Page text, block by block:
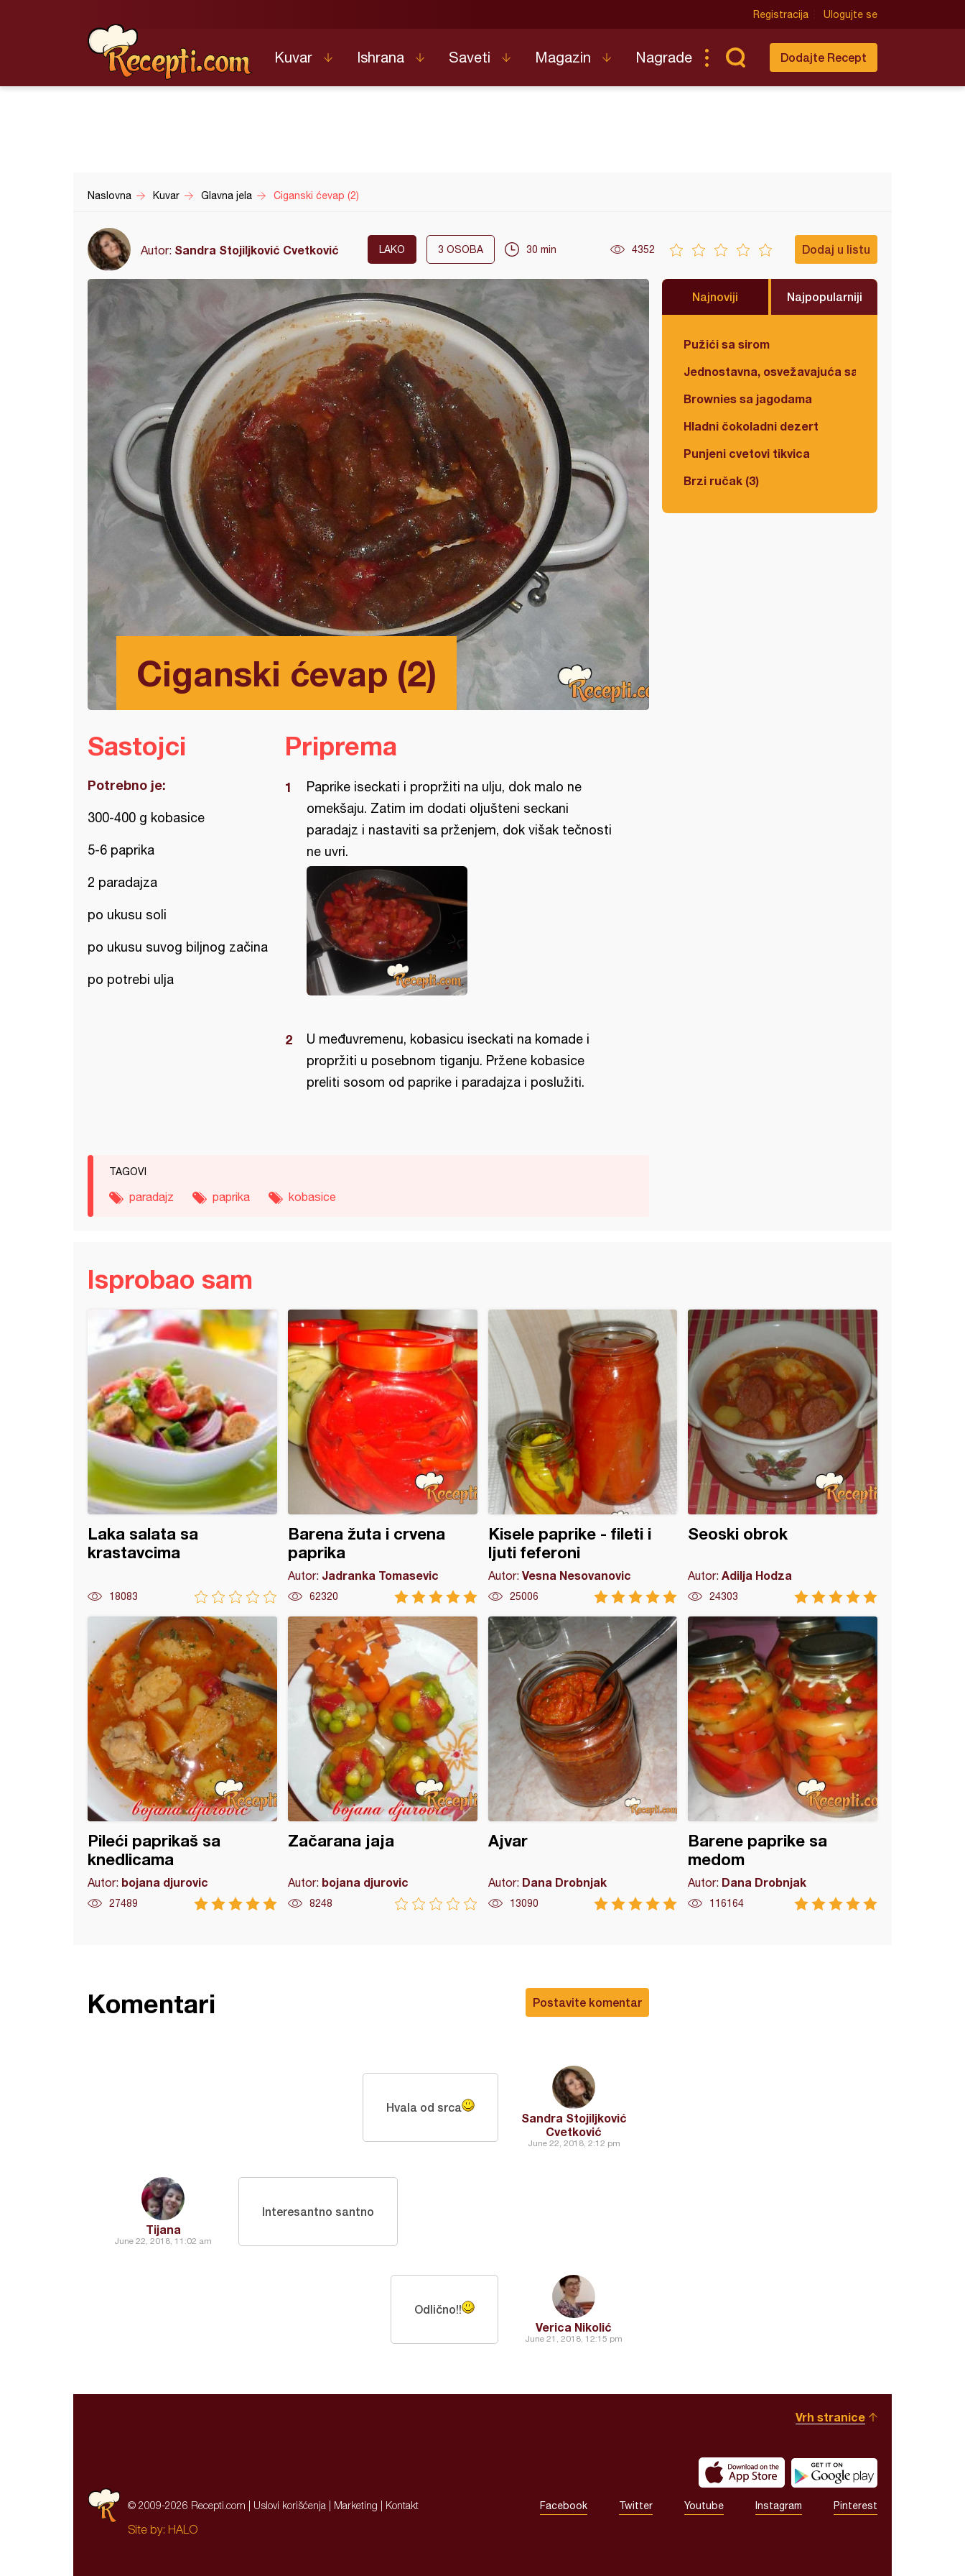
Registracija Ulogujte se
Kuvar Ishrana Saveti Magazin Nagrade Dodajte Recept
Naslovna Kuvar Glavna jela Ciganski ćevap (2)
Autor: Sandra Stojiljković Cvetković LAKO 3 OSOBA 30 min 4352 Dodaj u listu
Ciganski ćevap (2)
Najnoviji Najpopularniji
Pužići sa sirom
Jednostavna, osvežavajuća salata
Brownies sa jagodama
Hladni čokoladni dezert
Punjeni cvetovi tikvica
Brzi ručak (3)
Sastojci
Potrebno je:
300-400 g kobasice
5-6 paprika
2 paradajza
po ukusu soli
po ukusu suvog biljnog začina
po potrebi ulja
Priprema
Paprike iseckati i propržiti na ulju, dok malo ne
omekšaju. Zatim im dodati oljušteni seckani
paradajz i nastaviti sa prženjem, dok višak tečnosti
ne uvri.
U međuvremenu, kobasicu iseckati na komade i
propržiti u posebnom tiganju. Pržene kobasice
preliti sosom od paprike i paradajza i poslužiti.
TAGOVI
paradajz paprika kobasice
Isprobao sam
Laka salata sa
krastavcima
18083
Barena žuta i crvena
paprika
Autor: Jadranka Tomasevic
62320
Kisele paprike - fileti i
ljuti feferoni
Autor: Vesna Nesovanovic
25006
Seoski obrok
Autor:Adilja Hodza
24303
Pileći paprikaš sa
knedlicama
Autor: bojana djurovic
27489
Začarana jaja
Autor: bojana djurovic
8248
Ajvar
Autor: Dana Drobnjak
13090
Barene paprike sa
medom
Autor: Dana Drobnjak
116164
Postavite komentar
Komentari
Sandra Stojiljković
Cvetković
June 22, 2018, 2:12 pm
Hvala od srca
Tijana
June 22, 2018, 11:02 am
Interesantno santno
Verica Nikolić
June 21, 2018, 12:15 pm
Odlično!!
Vrh stranice
© 2009-2026 Recepti.com | Uslovi korišćenja Marketing Kontakt Facebook Twitter Youtube Instagram Pinterest
Site by: HALO